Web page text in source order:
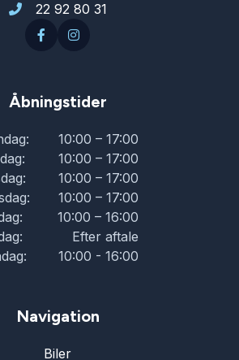
22 92 80 31
Åbningstider
10:00 – 17:00
10:00 – 17:00
10:00 – 17:00
10:00 – 17:00
10:00 – 16:00
Efter aftale
10:00 - 16:00
Navigation
Biler